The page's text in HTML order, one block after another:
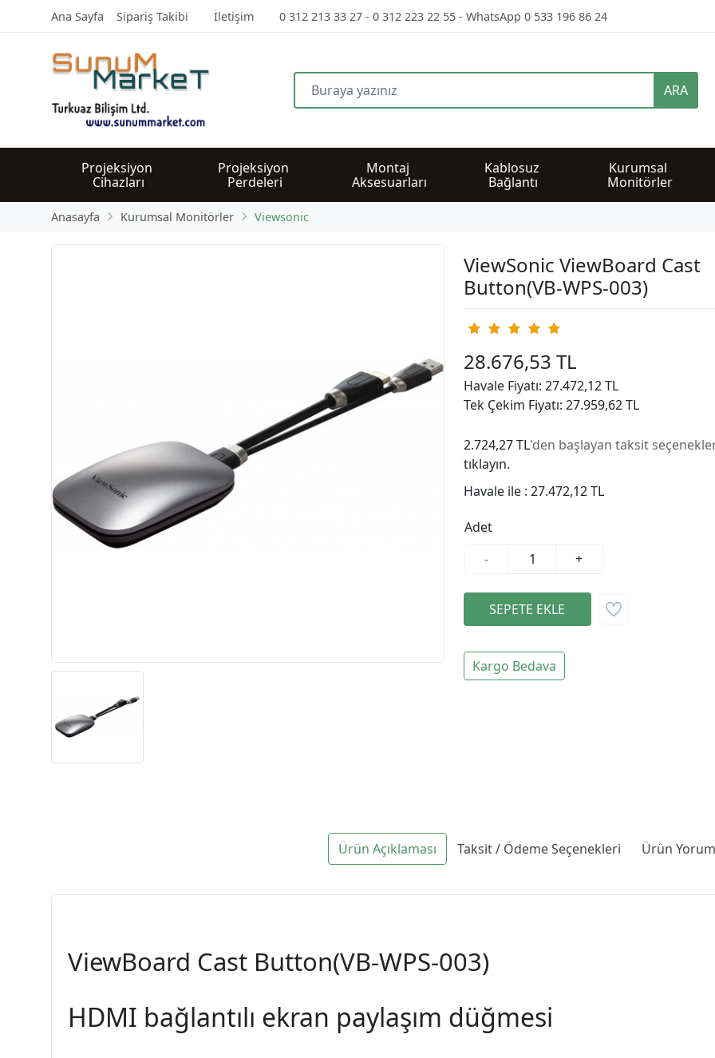
Ana Sayfa Sipariş Takibi İletişim 0 312 213 33 27 - 0 312 223 22 55 - WhatsApp 0 533 196 86 24
ARA
Projeksiyon
Cihazları
Projeksiyon
Perdeleri
Montaj
Aksesuarları
Kablosuz
Bağlantı
Kurumsal
Monitörler
Anasayfa Kurumsal Monitörler Viewsonic
ViewSonic ViewBoard Cast
Button(VB-WPS-003)
28.676,53 TL
Havale Fiyatı: 27.472,12 TL
Tek Çekim Fiyatı: 27.959,62 TL
2.724,27 TL'den başlayan taksit
tıklayın.
Havale ile : 27.472,12 TL
Adet
-
+
Kargo Bedava
Ürün Açıklaması Taksit / Ödeme Seçenekleri Ürün
ViewBoard Cast Button(VB-WPS-003)
HDMI bağlantılı ekran paylaşım düğmesi